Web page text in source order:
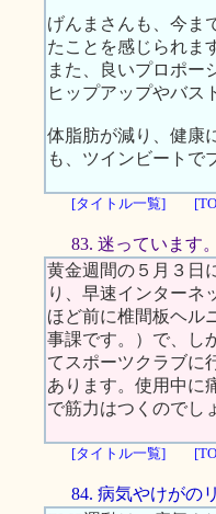
げんまさんも、今ま
たことを感じられま
また、良いプロポー
ヒップアップやバス
体脂肪が減り、健康
も、ツインビートで
[タイトル一覧]
83. 迷っています。
黄金週間の５月３日
り、早速インターネ
ほど前に椎間板ヘル
事課です。）で、し
てスポーツクラブに
あります。使用中に
で筋力はつくのでし
[タイトル一覧]
84. 病気やけがの